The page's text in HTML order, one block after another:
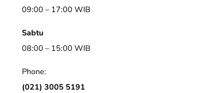
09:00 – 17:00 WIB
Sabtu
08:00 – 15:00 WIB
Phone:
(021) 3005 5191